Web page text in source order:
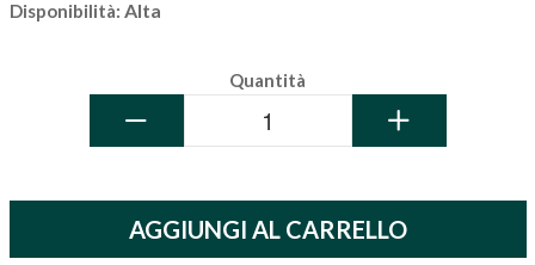
Disponibilità: Alta
Quantità
AGGIUNGI AL CARRELLO